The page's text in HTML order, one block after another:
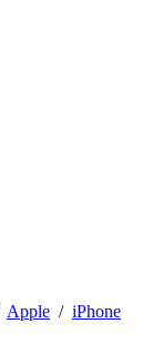
Apple / iPhone